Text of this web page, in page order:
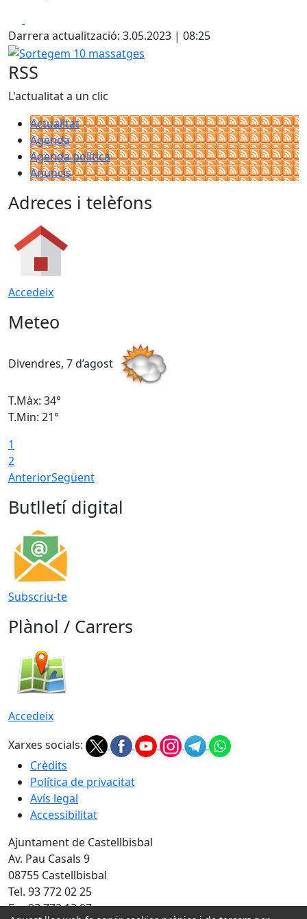
Darrera actualització: 3.05.2023 | 08:25
Sortegem 10 massatges
RSS
L'actualitat a un clic
Actualitat
Agenda
Agenda política
Anuncis
Adreces i telèfons
Accedeix
Meteo
Divendres, 7 d’agost
T.Màx: 34°
T.Min: 21°
1
2
AnteriorSegüent
Butlletí digital
Subscriu-te
Plànol / Carrers
Accedeix
Xarxes socials:
Crèdits
Política de privacitat
Avís legal
Accessibilitat
Ajuntament de Castellbisbal
Av. Pau Casals 9
08755 Castellbisbal
Tel. 93 772 02 25
Fax 93 772 13 07